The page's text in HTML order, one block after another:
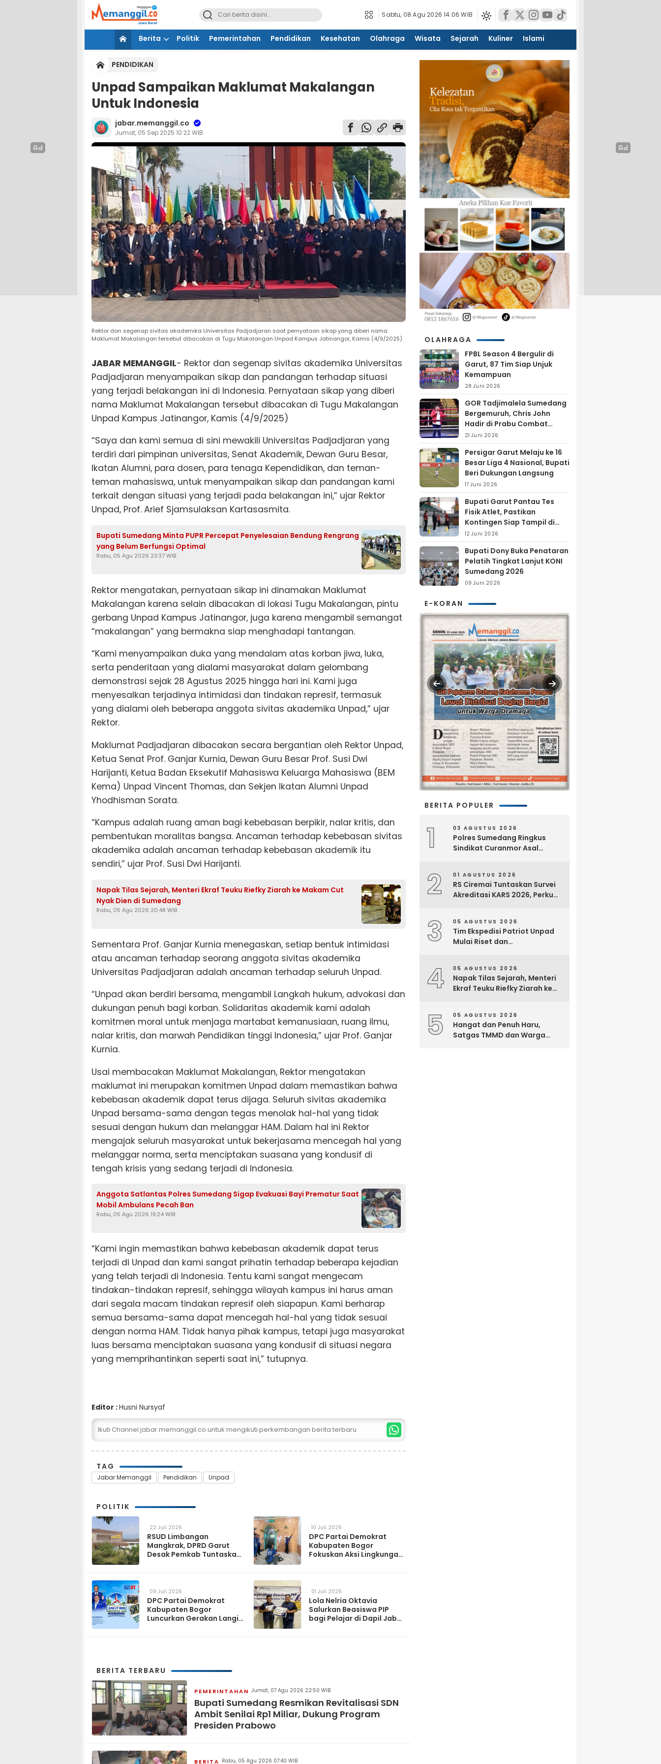
Sabtu, 08 Agu 2026 14:06 WIB
Berita Politik Pemerintahan Pendidikan Kesehatan Olahraga Wisata Sejarah Kuliner Islami
PENDIDIKAN
Unpad Sampaikan Maklumat Makalangan
Untuk Indonesia
jabar.memanggil.co
Jumat, 05 Sep 2025 10:22 WIB
Rektor dan segenap sivitas akademika Universitas Padjadjaran saat pernyataan sikap yang diberi nama
Maklumat Makalangan tersebut dibacakan di Tugu Makalangan Unpad Kampus Jatinangor, Kamis (4/9/2025)
JABAR MEMANGGIL- Rektor dan segenap sivitas akademika Universitas
Padjadjaran menyampaikan sikap dan pandangan terhadap situasi
yang terjadi belakangan ini di Indonesia. Pernyataan sikap yang diberi
nama Maklumat Makalangan tersebut dibacakan di Tugu Makalangan
Unpad Kampus Jatinangor, Kamis (4/9/2025)
“Saya dan kami semua di sini mewakili Universitas Padjadjaran yang
terdiri dari pimpinan universitas, Senat Akademik, Dewan Guru Besar,
Ikatan Alumni, para dosen, para tenaga Kependidikan, dan teman-
teman mahasiswa, untuk menyampaikan sikap dan pandangan kami
terkait dengan situasi yang terjadi pada belakangan ini,” ujar Rektor
Unpad, Prof. Arief Sjamsulaksan Kartasasmita.
Bupati Sumedang Minta PUPR Percepat Penyelesaian Bendung Rengrang
yang Belum Berfungsi Optimal
Rabu, 05 Agu 2026 23:37 WIB
Rektor mengatakan, pernyataan sikap ini dinamakan Maklumat
Makalangan karena selain dibacakan di lokasi Tugu Makalangan, pintu
gerbang Unpad Kampus Jatinangor, juga karena mengambil semangat
“makalangan” yang bermakna siap menghadapi tantangan.
“Kami menyampaikan duka yang mendalam atas korban jiwa, luka,
serta penderitaan yang dialami masyarakat dalam gelombang
demonstrasi sejak 28 Agustus 2025 hingga hari ini. Kami juga
menyesalkan terjadinya intimidasi dan tindakan represif, termasuk
yang dialami oleh beberapa anggota sivitas akademika Unpad,” ujar
Rektor.
Maklumat Padjadjaran dibacakan secara bergantian oleh Rektor Unpad,
Ketua Senat Prof. Ganjar Kurnia, Dewan Guru Besar Prof. Susi Dwi
Harijanti, Ketua Badan Eksekutif Mahasiswa Keluarga Mahasiswa (BEM
Kema) Unpad Vincent Thomas, dan Sekjen Ikatan Alumni Unpad
Yhodhisman Sorata.
“Kampus adalah ruang aman bagi kebebasan berpikir, nalar kritis, dan
pembentukan moralitas bangsa. Ancaman terhadap kebebasan sivitas
akademika adalah ancaman terhadap kebebasan akademik itu
sendiri,” ujar Prof. Susi Dwi Harijanti.
Napak Tilas Sejarah, Menteri Ekraf Teuku Riefky Ziarah ke Makam Cut
Nyak Dien di Sumedang
Rabu, 05 Agu 2026 20:48 WIB
Sementara Prof. Ganjar Kurnia menegaskan, setiap bentuk intimidasi
atau ancaman terhadap seorang anggota sivitas akademika
Universitas Padjadjaran adalah ancaman terhadap seluruh Unpad.
“Unpad akan berdiri bersama, mengambil Langkah hukum, advokasi dan
dukungan penuh bagi korban. Solidaritas akademik kami adalah
komitmen moral untuk menjaga martabat kemanusiaan, ruang ilmu,
nalar kritis, dan marwah Pendidikan tinggi Indonesia,” ujar Prof. Ganjar
Kurnia.
Usai membacakan Maklumat Makalangan, Rektor mengatakan
maklumat ini merupakan komitmen Unpad dalam memastikan bahwa
kebebasan akademik dapat terus dijaga. Seluruh sivitas akademika
Unpad bersama-sama dengan tegas menolak hal-hal yang tidak
sesuai dengan hukum dan melanggar HAM. Dalam hal ini Rektor
mengajak seluruh masyarakat untuk bekerjasama mencegah hal yang
melanggar norma, serta menciptakan suasana yang kondusif di
tengah krisis yang sedang terjadi di Indonesia.
Anggota Satlantas Polres Sumedang Sigap Evakuasi Bayi Prematur Saat
Mobil Ambulans Pecah Ban
Rabu, 05 Agu 2026 19:24 WIB
“Kami ingin memastikan bahwa kebebasan akademik dapat terus
terjadi di Unpad dan kami sangat prihatin terhadap beberapa kejadian
yang telah terjadi di Indonesia. Tentu kami sangat mengecam
tindakan-tindakan represif, sehingga wilayah kampus ini harus aman
dari segala macam tindakan represif oleh siapapun. Kami berharap
semua bersama-sama dapat mencegah hal-hal yang tidak sesuai
dengan norma HAM. Tidak hanya pihak kampus, tetapi juga masyarakat
luas bersama menciptakan suasana yang kondusif di situasi negara
yang memprihantinkan seperti saat ini,” tutupnya.
Editor :Husni Nursyaf
Ikuti Channel jabar.memanggil.co untuk mengikuti perkembangan berita terbaru
TAG
Jabar Memanggil Pendidikan Unpad
POLITIK
22 Juli 2026
RSUD Limbangan
Mangkrak, DPRD Garut
Desak Pemkab Tuntaskan
10 Juli 2026
DPC Partai Demokrat
Kabupaten Bogor
Fokuskan Aksi Lingkungan
09 Juli 2026
DPC Partai Demokrat
Kabupaten Bogor
Luncurkan Gerakan Langit
01 Juli 2026
Lola Nelria Oktavia
Salurkan Beasiswa PIP
bagi Pelajar di Dapil Jabar
BERITA TERBARU
PEMERINTAHAN Jumat, 07 Agu 2026 22:50 WIB
Bupati Sumedang Resmikan Revitalisasi SDN
Ambit Senilai Rp1 Miliar, Dukung Program
Presiden Prabowo
BERITA Rabu, 05 Agu 2026 07:40 WIB
OLAHRAGA
FPBL Season 4 Bergulir di
Garut, 87 Tim Siap Unjuk
Kemampuan
28 Juni 2026
GOR Tadjimalela Sumedang
Bergemuruh, Chris John
Hadir di Prabu Combat
Series 2026
21 Juni 2026
Persigar Garut Melaju ke 16
Besar Liga 4 Nasional, Bupati
Beri Dukungan Langsung
17 Juni 2026
Bupati Garut Pantau Tes
Fisik Atlet, Pastikan
Kontingen Siap Tampil di
Porprov 2026
12 Juni 2026
Bupati Dony Buka Penataran
Pelatih Tingkat Lanjut KONI
Sumedang 2026
09 Juni 2026
E-KORAN
BERITA POPULER
1 03 AGUSTUS 2026
Polres Sumedang Ringkus
Sindikat Curanmor Asal
2 01 AGUSTUS 2026
RS Ciremai Tuntaskan Survei
Akreditasi KARS 2026, Perkuat
3 05 AGUSTUS 2026
Tim Ekspedisi Patriot Unpad
Mulai Riset dan
Tomage, Fakfak
4 05 AGUSTUS 2026
Napak Tilas Sejarah, Menteri
Ekraf Teuku Riefky Ziarah ke
5 05 AGUSTUS 2026
Hangat dan Penuh Haru,
Satgas TMMD dan Warga